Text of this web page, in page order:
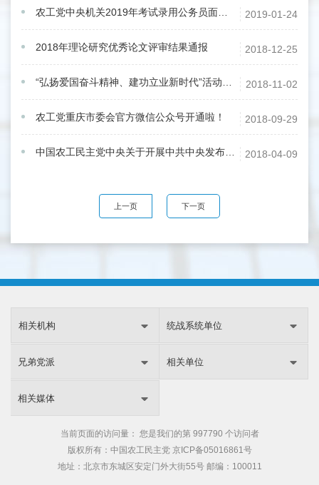
2019-01-24
农工党中央机关2019年考试录用公务员面试公告
2018-12-25
2018年理论研究优秀论文评审结果通报
2018-11-02
“弘扬爱国奋斗精神、建功立业新时代”活动征文启事
2018-09-29
农工党重庆市委会官方微信公众号开通啦！
2018-04-09
中国农工民主党中央关于开展中共中央发布“五一口号”70周年纪念活动的通知
上一页 下一页
相关机构 统战系统单位
兄弟党派 相关单位
相关媒体
当前页面的访问量： 您是我们的第 997790 个访问者
版权所有：中国农工民主党 京ICP备05016861号
地址：北京市东城区安定门外大街55号 邮编：100011